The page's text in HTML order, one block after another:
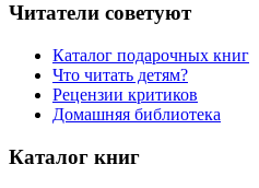
Читатели советуют
Каталог подарочных книг
Что читать детям?
Рецензии критиков
Домашняя библиотека
Каталог книг